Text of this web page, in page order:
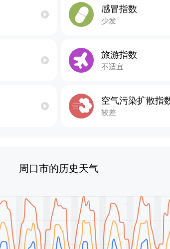
感冒指数
少发
旅游指数
不适宜
空气污染扩散指
较差
周口市的历史天气